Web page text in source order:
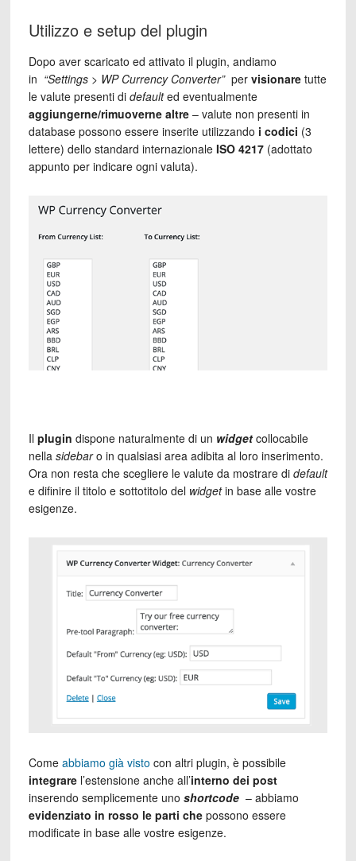
Utilizzo e setup del plugin
Dopo aver scaricato ed attivato il plugin, andiamo
in “Settings > WP Currency Converter” pervisionaretutte
le valute presenti di defaulted eventualmente
aggiungerne/rimuoverne altre – valute non presenti in
database possono essere inserite utilizzando i codici (3
lettere) dello standard internazionale ISO 4217(adottato
appunto per indicare ogni valuta).
Il plugin dispone naturalmente di un widget collocabile
nella sidebaro in qualsiasi area adibita al loro inserimento.
Ora non resta che scegliere le valute da mostrare di default
e difinire il titolo e sottotitolo del widgetin base alle vostre
esigenze.
Come abbiamo già visto con altri plugin, è possibile
integrarel’estensione anche all’interno dei post
inserendo semplicemente uno shortcode – abbiamo
evidenziato in rosso le parti chepossono essere
modificate in base alle vostre esigenze.